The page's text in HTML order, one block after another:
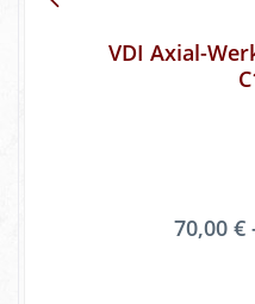
VDI Axial-
70,00 €